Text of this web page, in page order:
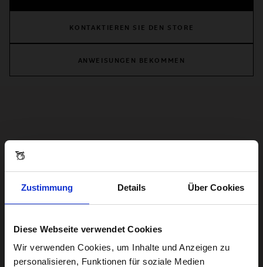
Zustimmung Details Über Cookies
Diese Webseite verwendet Cookies
Wir verwenden Cookies, um Inhalte und Anzeigen zu
personalisieren, Funktionen für soziale Medien
KONTAKTIEREN SIE DEN STORE
ANWEISUNGEN BEKOMMEN
Visiting from the United States?